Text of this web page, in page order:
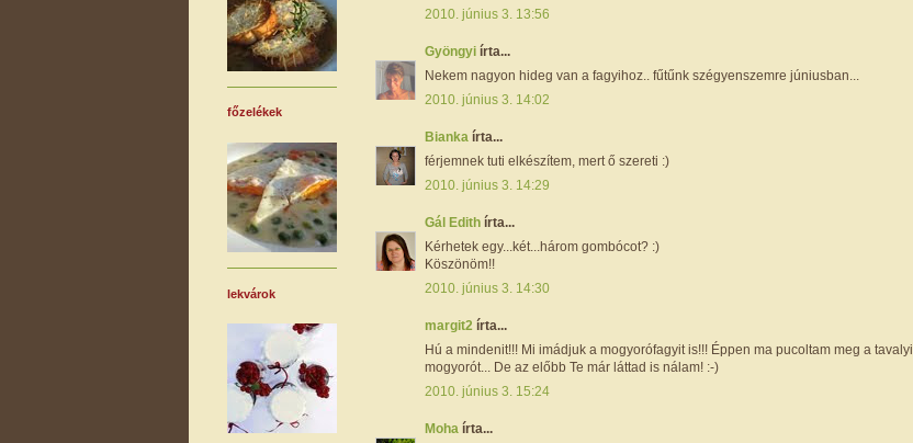
2010. június 3. 13:56
Gyöngyi írta...
Nekem nagyon hideg van a fagyihoz.. fűtűnk szégyenszemre júniusban...
2010. június 3. 14:02
Bianka írta...
férjemnek tuti elkészítem, mert ő szereti :)
2010. június 3. 14:29
Gál Edith írta...
Kérhetek egy...két...három gombócot? :)
Köszönöm!!
2010. június 3. 14:30
margit2 írta...
Hú a mindenit!!! Mi imádjuk a mogyorófagyit is!!! Éppen ma pucoltam meg a tavalyi
mogyorót... De az előbb Te már láttad is nálam! :-)
2010. június 3. 15:24
Moha írta...
főzelékek
lekvárok